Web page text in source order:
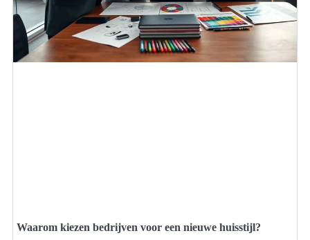
Waarom kiezen bedrijven voor een nieuwe huisstijl?